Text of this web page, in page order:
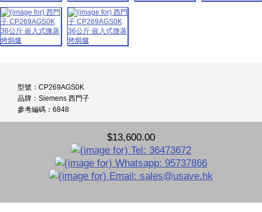
型號：CP269AGS0K
品牌：Siemens 西門子
參考編碼：6848
$13,600.00